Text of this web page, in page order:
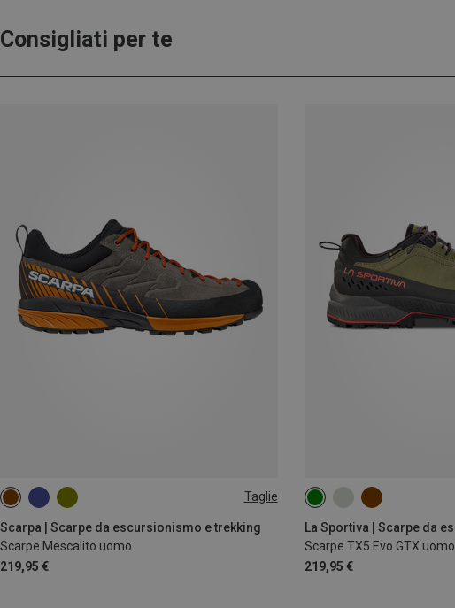
Consigliati per te
Taglie
Scarpa | Scarpe da escursionismo e trekking
Scarpe Mescalito uomo
219,95 €
Scarpe TX5 Evo GTX uomo
219,95 €
41.5